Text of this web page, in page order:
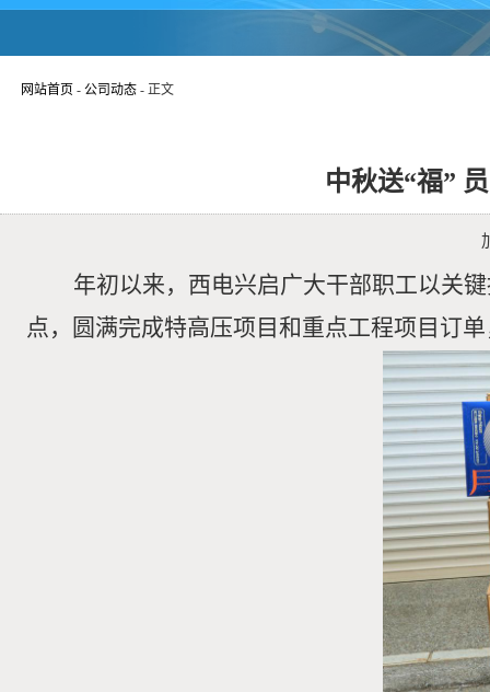
网站首页 - 公司动态 - 正文
中秋送“福”
年初以来，西电兴启广大干部职工以关
点，圆满完成特高压项目和重点工程项目订